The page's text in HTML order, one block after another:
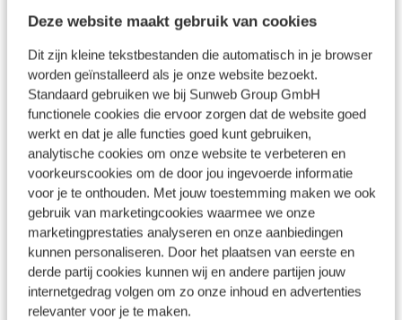
Deze website maakt gebruik van cookies
Dit zijn kleine tekstbestanden die automatisch in je browser
worden geïnstalleerd als je onze website bezoekt.
Standaard gebruiken we bij Sunweb Group GmbH
functionele cookies die ervoor zorgen dat de website goed
werkt en dat je alle functies goed kunt gebruiken,
analytische cookies om onze website te verbeteren en
voorkeurscookies om de door jou ingevoerde informatie
voor je te onthouden. Met jouw toestemming maken we ook
gebruik van marketingcookies waarmee we onze
marketingprestaties analyseren en onze aanbiedingen
kunnen personaliseren. Door het plaatsen van eerste en
derde partij cookies kunnen wij en andere partijen jouw
internetgedrag volgen om zo onze inhoud en advertenties
relevanter voor je te maken.
2 Lander Skiarena